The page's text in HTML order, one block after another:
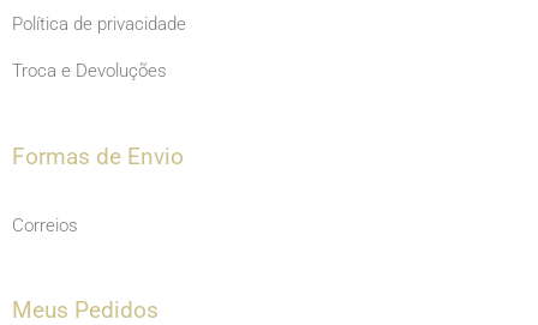
Política de privacidade
Troca e Devoluções
Formas de Envio
Correios
Meus Pedidos